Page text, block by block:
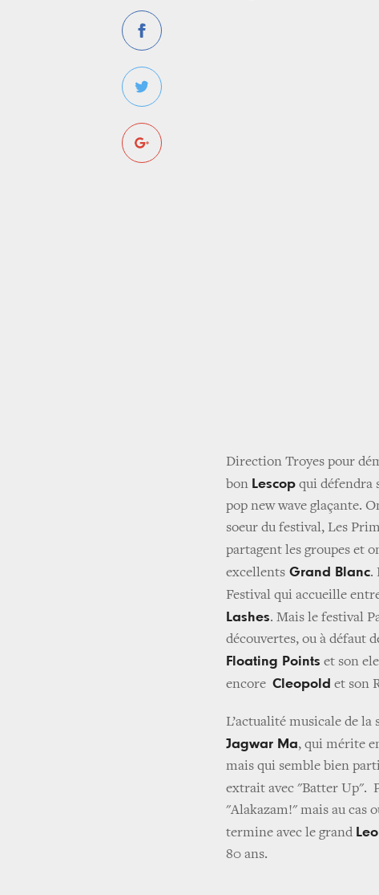
Direction Troyes pour
bon Lescop qui défendra
pop new wave glaçante.
soeur du festival, Les
partagent les groupes et
excellents Grand Blanc.
Festival qui accueille
Lashes. Mais le festival
découvertes, ou à défaut
Floating Points et son
encore Cleopold et son
L’actualité musicale de la
Jagwar Ma, qui mérite
mais qui semble bien
extrait avec "Batter Up".
"Alakazam!" mais au cas
termine avec le grand
80 ans.